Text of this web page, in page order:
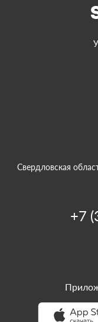
Свердловская
+7